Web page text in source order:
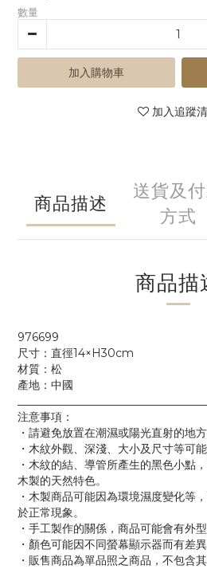
數量
加入購物車
加入追蹤
商品描述
送貨及
方式
商品描
976699
尺寸：直徑14×H30cm
材質：松
產地：中國
注意事項：
・請避免放置在潮濕或陽光直射的地方
・木紋外觀、深淺、大小及尺寸等可能
・木紋的結、導管所產生的黑色小點
木製的天然特色。
・木製商品可能因為環境濕度變化等
於正常現象。
・手工製作的關係，商品可能會有外
・顏色可能因不同螢幕顯示器而有差
・販售商品為單品照之商品，不包含其